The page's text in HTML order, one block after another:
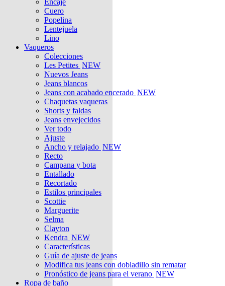
Encaje
Cuero
Popelina
Lentejuela
Lino
Vaqueros
Colecciones
Les Petites NEW
Nuevos Jeans
Jeans blancos
Jeans con acabado encerado NEW
Chaquetas vaqueras
Shorts y faldas
Jeans envejecidos
Ver todo
Ajuste
Ancho y relajado NEW
Recto
Campana y bota
Entallado
Recortado
Estilos principales
Scottie
Marguerite
Selma
Clayton
Kendra NEW
Características
Guía de ajuste de jeans
Modifica tus jeans con dobladillo sin rematar
Pronóstico de jeans para el verano NEW
Ropa de baño